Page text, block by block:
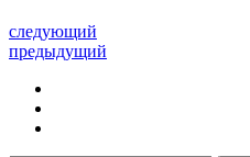
следующий
предыдущий